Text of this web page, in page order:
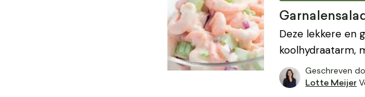
Deze lekkere en
koolhydraatarm,
Geschreven
Lotte Meijer